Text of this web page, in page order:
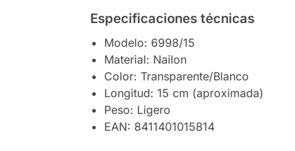
Especificaciones técnicas
Modelo: 6998/15
Material: Nailon
Color: Transparente/Blanco
Longitud: 15 cm (aproximada)
Peso: Ligero
EAN: 8411401015814